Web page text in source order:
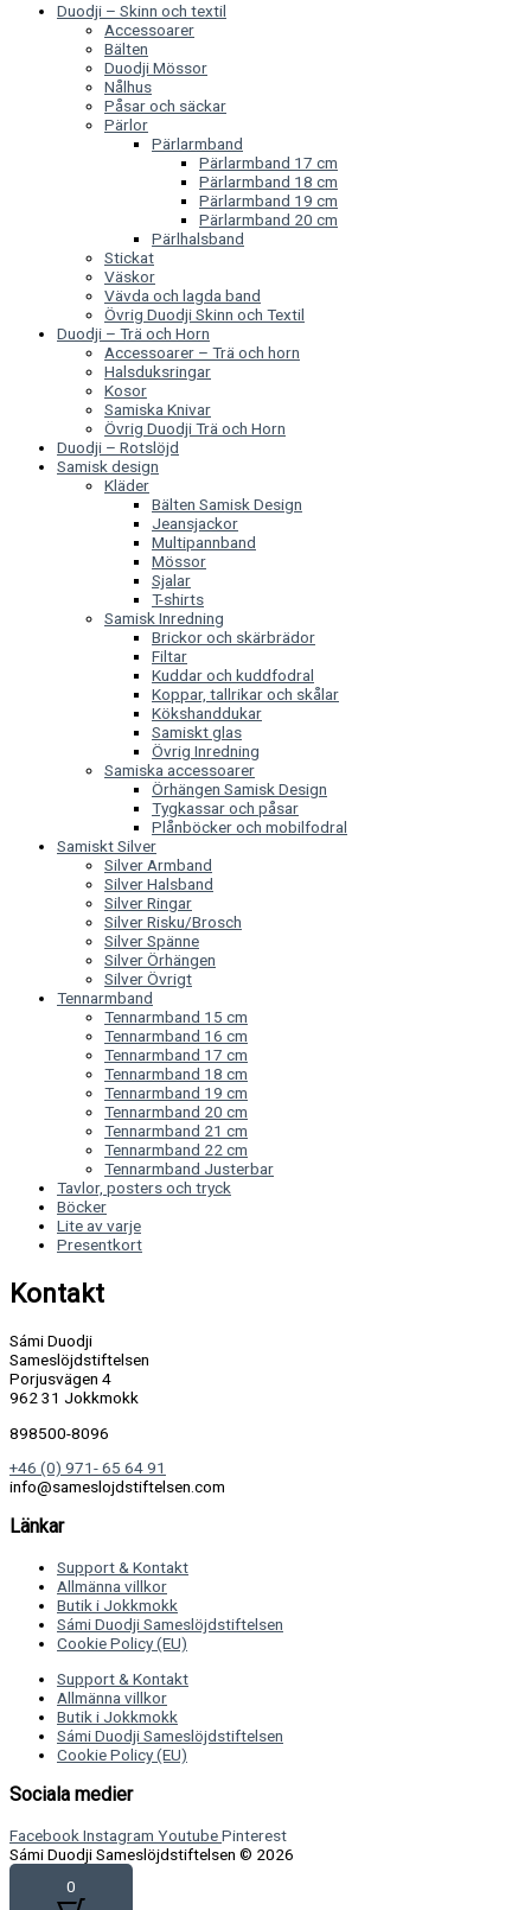
Duodji – Skinn och textil
Accessoarer
Bälten
Duodji Mössor
Nålhus
Påsar och säckar
Pärlor
Pärlarmband
Pärlarmband 17 cm
Pärlarmband 18 cm
Pärlarmband 19 cm
Pärlarmband 20 cm
Pärlhalsband
Stickat
Väskor
Vävda och lagda band
Övrig Duodji Skinn och Textil
Duodji – Trä och Horn
Accessoarer – Trä och horn
Halsduksringar
Kosor
Samiska Knivar
Övrig Duodji Trä och Horn
Duodji – Rotslöjd
Samisk design
Kläder
Bälten Samisk Design
Jeansjackor
Multipannband
Mössor
Sjalar
T-shirts
Samisk Inredning
Brickor och skärbrädor
Filtar
Kuddar och kuddfodral
Koppar, tallrikar och skålar
Kökshanddukar
Samiskt glas
Övrig Inredning
Samiska accessoarer
Örhängen Samisk Design
Tygkassar och påsar
Plånböcker och mobilfodral
Samiskt Silver
Silver Armband
Silver Halsband
Silver Ringar
Silver Risku/Brosch
Silver Spänne
Silver Örhängen
Silver Övrigt
Tennarmband
Tennarmband 15 cm
Tennarmband 16 cm
Tennarmband 17 cm
Tennarmband 18 cm
Tennarmband 19 cm
Tennarmband 20 cm
Tennarmband 21 cm
Tennarmband 22 cm
Tennarmband Justerbar
Tavlor, posters och tryck
Böcker
Lite av varje
Presentkort
Kontakt
Sámi Duodji
Sameslöjdstiftelsen
Porjusvägen 4
962 31 Jokkmokk
898500-8096
+46 (0) 971- 65 64 91
info@sameslojdstiftelsen.com
Länkar
Support & Kontakt
Allmänna villkor
Butik i Jokkmokk
Sámi Duodji Sameslöjdstiftelsen
Cookie Policy (EU)
Support & Kontakt
Allmänna villkor
Butik i Jokkmokk
Sámi Duodji Sameslöjdstiftelsen
Cookie Policy (EU)
Sociala medier
Facebook Instagram YoutubePinterest
Sámi Duodji Sameslöjdstiftelsen © 2026
0